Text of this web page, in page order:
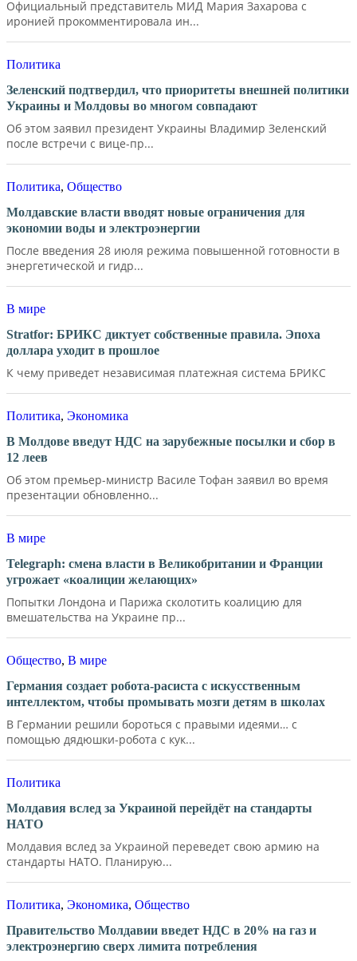
Официальный представитель МИД Мария Захарова с
иронией прокомментировала ин...
Политика
Зеленский подтвердил, что приоритеты внешней политики
Украины и Молдовы во многом совпадают
Об этом заявил президент Украины Владимир Зеленский
после встречи с вице-пр...
Политика, Общество
Молдавские власти вводят новые ограничения для
экономии воды и электроэнергии
После введения 28 июля режима повышенной готовности в
энергетической и гидр...
В мире
Stratfor: БРИКС диктует собственные правила. Эпоха
доллара уходит в прошлое
К чему приведет независимая платежная система БРИКС
Политика, Экономика
В Молдове введут НДС на зарубежные посылки и сбор в
12 леев
Об этом премьер-министр Василе Тофан заявил во время
презентации обновленно...
В мире
Telegraph: смена власти в Великобритании и Франции
угрожает «коалиции желающих»
Попытки Лондона и Парижа сколотить коалицию для
вмешательства на Украине пр...
Общество, В мире
Германия создает робота-расиста с искусственным
интеллектом, чтобы промывать мозги детям в школах
В Германии решили бороться с правыми идеями… с
помощью дядюшки-робота с кук...
Политика
Молдавия вслед за Украиной перейдёт на стандарты
НАТО
Молдавия вслед за Украиной переведет свою армию на
стандарты НАТО. Планирую...
Политика, Экономика, Общество
Правительство Молдавии введет НДС в 20% на газ и
электроэнергию сверх лимита потребления